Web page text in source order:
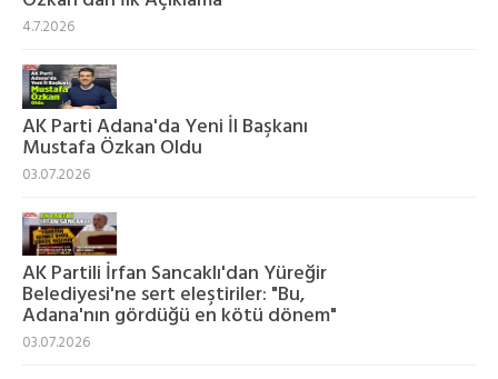
4.7.2026
AK Parti Adana'da Yeni İl Başkanı
Mustafa Özkan Oldu
03.07.2026
AK Partili İrfan Sancaklı'dan Yüreğir
Belediyesi'ne sert eleştiriler: "Bu,
Adana'nın gördüğü en kötü dönem"
03.07.2026